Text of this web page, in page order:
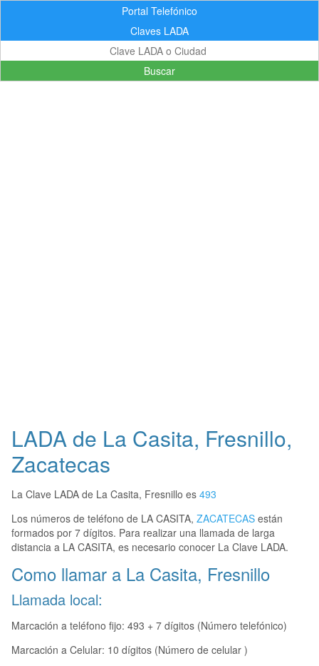
Portal Telefónico
Claves LADA
Buscar
LADA de La Casita, Fresnillo,
Zacatecas
La Clave LADA de La Casita, Fresnillo es 493
Los números de teléfono de LA CASITA, ZACATECAS están
formados por 7 dígitos. Para realizar una llamada de larga
distancia a LA CASITA, es necesario conocer La Clave LADA.
Como llamar a La Casita, Fresnillo
Llamada local:
Marcación a teléfono fijo: 493 + 7 dígitos (Número telefónico)
Marcación a Celular: 10 dígitos (Número de celular )